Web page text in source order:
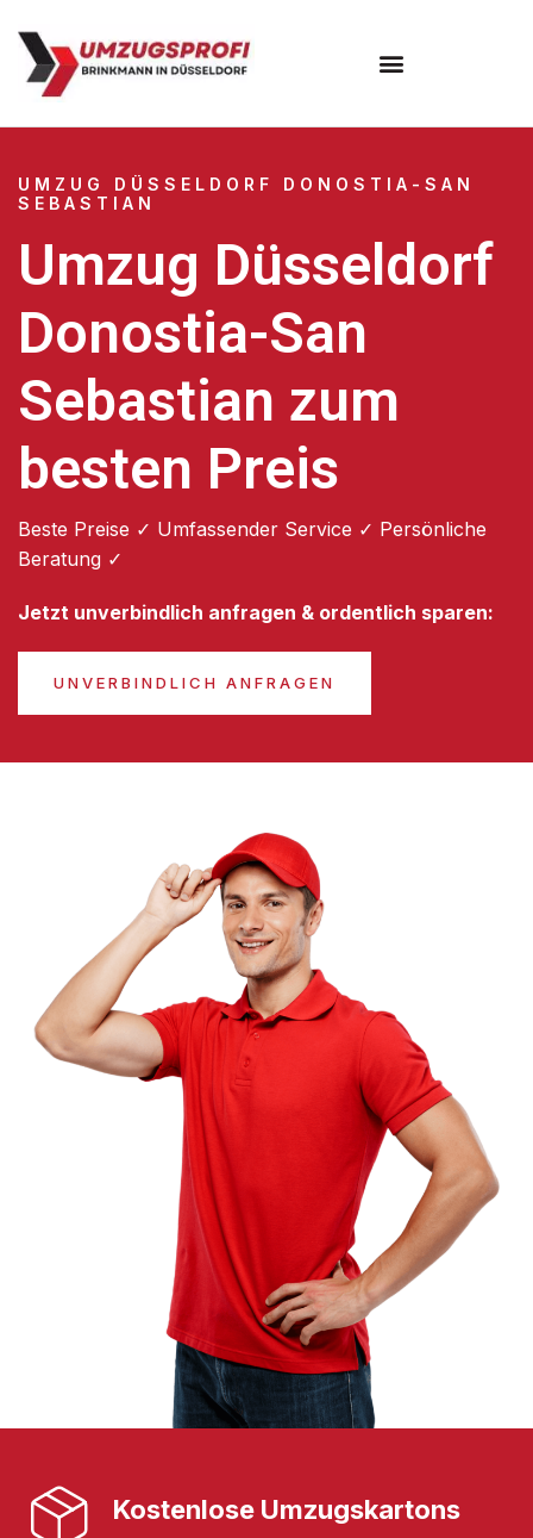
UMZUG DÜSSELDORF DONOSTIA-SAN
SEBASTIAN
Umzug Düsseldorf
Donostia-San
Sebastian zum
besten Preis
Beste Preise ✓ Umfassender Service ✓ Persönliche
Beratung ✓
Jetzt unverbindlich anfragen & ordentlich sparen:
UNVERBINDLICH ANFRAGEN
Kostenlose Umzugskartons